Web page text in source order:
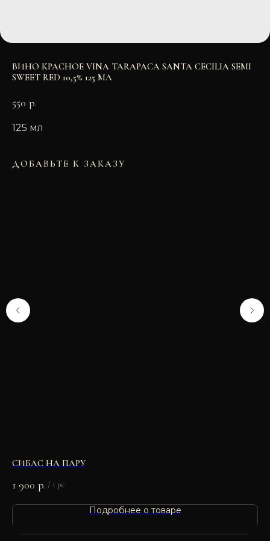
ВИНО КРАСНОЕ VINA TARAPACA SANTA CECILIA SEMI
SWEET RED 10,5% 125 МЛ
550 р.
125 мл
ДОБАВЬТЕ К ЗАКАЗУ
СИБАС НА ПАРУ
1 900 р. / 1 pc
Подробнее о товаре